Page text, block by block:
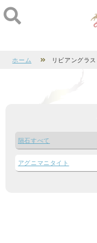
ホーム リビアングラス
隕石すべて
アグニマニタイト